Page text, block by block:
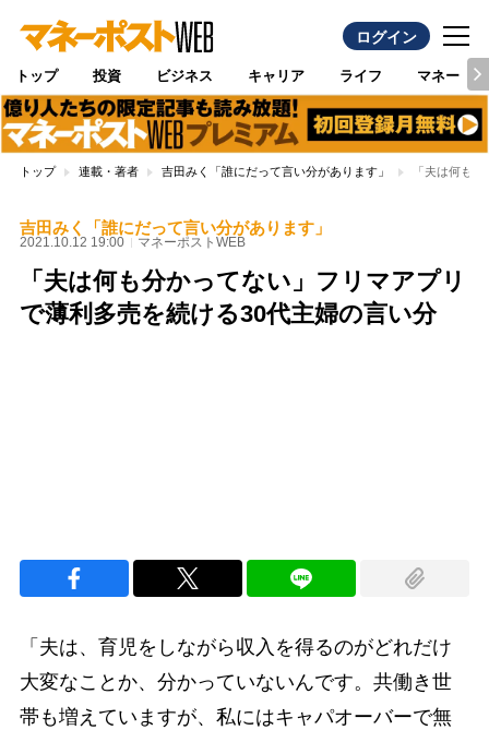
ログイン
トップ 投資 ビジネス キャリア ライフ マネー
トップ 連載・著者 吉田みく「誰にだって言い分があります」 「夫は何も
吉田みく「誰にだって言い分があります」
2021.10.12 19:00 マネーポストWEB
「夫は何も分かってない」フリマアプリ
で薄利多売を続ける30代主婦の言い分
「夫は、育児をしながら収入を得るのがどれだけ
大変なことか、分かっていないんです。共働き世
帯も増えていますが、私にはキャパオーバーで無